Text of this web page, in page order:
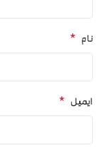
نام *
ایمیل *